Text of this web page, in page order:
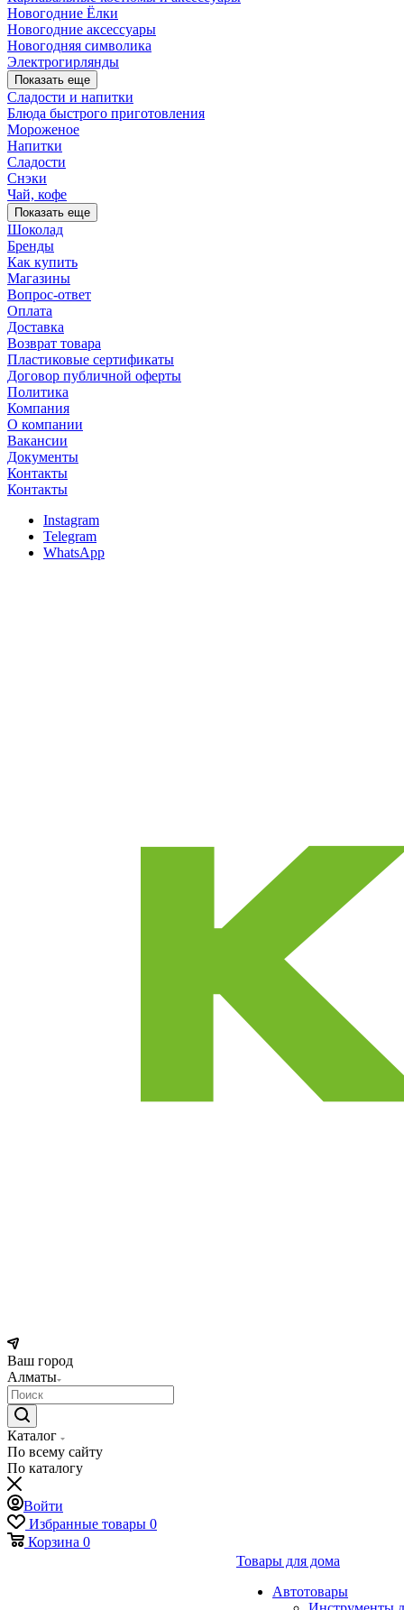
Новогодние Ёлки
Новогодние аксессуары
Новогодняя символика
Электрогирлянды
Показать еще
Сладости и напитки
Блюда быстрого приготовления
Мороженое
Напитки
Сладости
Снэки
Чай, кофе
Показать еще
Шоколад
Бренды
Как купить
Магазины
Вопрос-ответ
Оплата
Доставка
Возврат товара
Пластиковые сертификаты
Договор публичной оферты
Политика
Компания
О компании
Вакансии
Документы
Контакты
Контакты
Instagram
Telegram
WhatsApp
Ваш город
Алматы
Каталог
По всему сайту
По каталогу
Войти
Избранные товары 0
Корзина 0
Товары для дома
Автотовары